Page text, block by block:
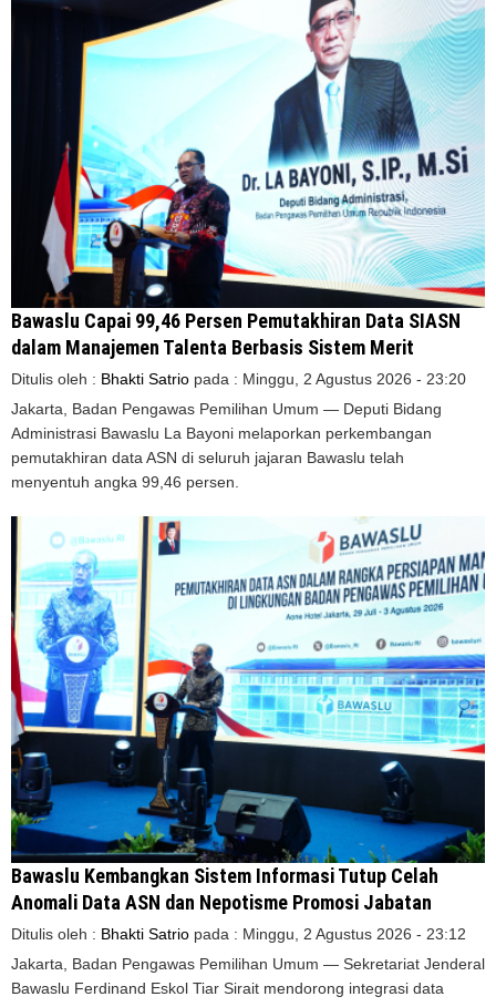
Bawaslu Capai 99,46 Persen Pemutakhiran Data SIASN
dalam Manajemen Talenta Berbasis Sistem Merit
Ditulis oleh : Bhakti Satrio pada : Minggu, 2 Agustus 2026 - 23:20
Jakarta, Badan Pengawas Pemilihan Umum — Deputi Bidang
Administrasi Bawaslu La Bayoni melaporkan perkembangan
pemutakhiran data ASN di seluruh jajaran Bawaslu telah
menyentuh angka 99,46 persen.
Bawaslu Kembangkan Sistem Informasi Tutup Celah
Anomali Data ASN dan Nepotisme Promosi Jabatan
Ditulis oleh : Bhakti Satrio pada : Minggu, 2 Agustus 2026 - 23:12
Jakarta, Badan Pengawas Pemilihan Umum — Sekretariat Jenderal
Bawaslu Ferdinand Eskol Tiar Sirait mendorong integrasi data